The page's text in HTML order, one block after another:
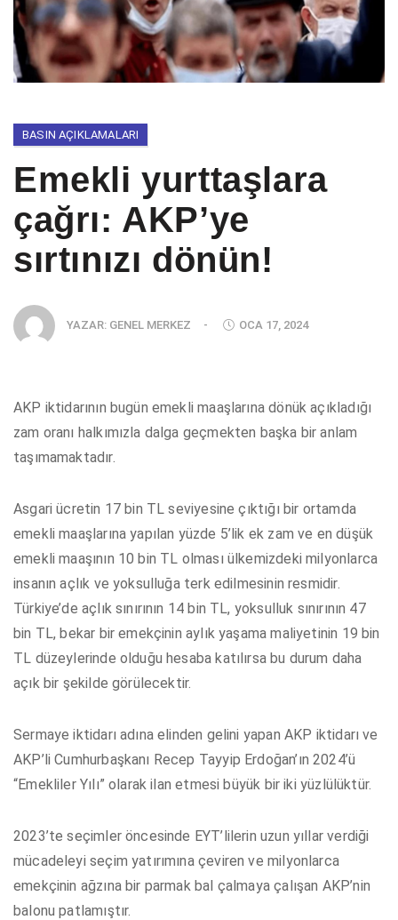
BASIN AÇIKLAMALARI
Emekli yurttaşlara
çağrı: AKP’ye
sırtınızı dönün!
YAZAR: GENEL MERKEZ - OCA 17, 2024
AKP iktidarının bugün emekli maaşlarına dönük açıkladığı
zam oranı halkımızla dalga geçmekten başka bir anlam
taşımamaktadır.
Asgari ücretin 17 bin TL seviyesine çıktığı bir ortamda
emekli maaşlarına yapılan yüzde 5’lik ek zam ve en düşük
emekli maaşının 10 bin TL olması ülkemizdeki milyonlarca
insanın açlık ve yoksulluğa terk edilmesinin resmidir.
Türkiye’de açlık sınırının 14 bin TL, yoksulluk sınırının 47
bin TL, bekar bir emekçinin aylık yaşama maliyetinin 19 bin
TL düzeylerinde olduğu hesaba katılırsa bu durum daha
açık bir şekilde görülecektir.
Sermaye iktidarı adına elinden gelini yapan AKP iktidarı ve
AKP’li Cumhurbaşkanı Recep Tayyip Erdoğan’ın 2024’ü
“Emekliler Yılı” olarak ilan etmesi büyük bir iki yüzlülüktür.
2023’te seçimler öncesinde EYT’lilerin uzun yıllar verdiği
mücadeleyi seçim yatırımına çeviren ve milyonlarca
emekçinin ağzına bir parmak bal çalmaya çalışan AKP’nin
balonu patlamıştır.